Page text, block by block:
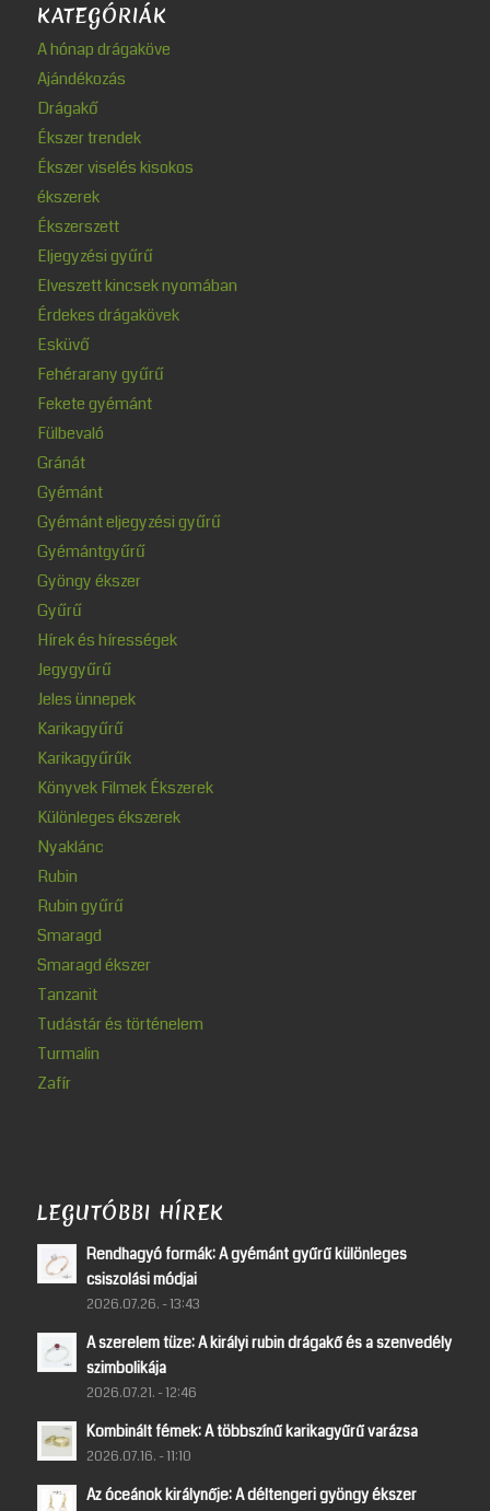
KATEGÓRIÁK
A hónap drágaköve
Ajándékozás
Drágakő
Ékszer trendek
Ékszer viselés kisokos
ékszerek
Ékszerszett
Eljegyzési gyűrű
Elveszett kincsek nyomában
Érdekes drágakövek
Esküvő
Fehérarany gyűrű
Fekete gyémánt
Fülbevaló
Gránát
Gyémánt
Gyémánt eljegyzési gyűrű
Gyémántgyűrű
Gyöngy ékszer
Gyűrű
Hírek és hírességek
Jegygyűrű
Jeles ünnepek
Karikagyűrű
Karikagyűrűk
Könyvek Filmek Ékszerek
Különleges ékszerek
Nyaklánc
Rubin
Rubin gyűrű
Smaragd
Smaragd ékszer
Tanzanit
Tudástár és történelem
Turmalin
Zafír
LEGUTÓBBI HÍREK
Rendhagyó formák: A gyémánt gyűrű különleges
csiszolási módjai
2026.07.26. - 13:43
A szerelem tüze: A királyi rubin drágakő és a szenvedély
szimbolikája
2026.07.21. - 12:46
Kombinált fémek: A többszínű karikagyűrű varázsa
2026.07.16. - 11:10
Az óceánok királynője: A déltengeri gyöngy ékszer